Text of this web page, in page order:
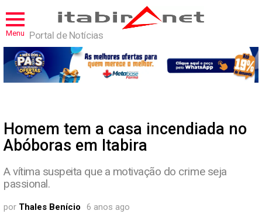
Menu Portal de Notícias
Homem tem a casa incendiada no
Abóboras em Itabira
A vítima suspeita que a motivação do crime seja
passional.
por Thales Benício 6 anos ago